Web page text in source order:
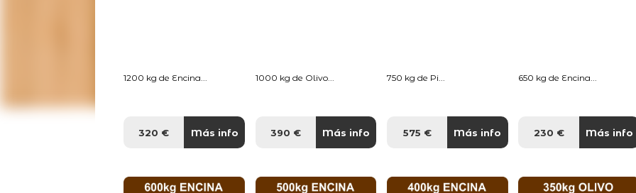
1200 kg de Encina...
320 € Más info
1000 kg de Olivo...
390 € Más info
750 kg de Pi...
575 € Más info
650 kg de Encina...
230 € Más info